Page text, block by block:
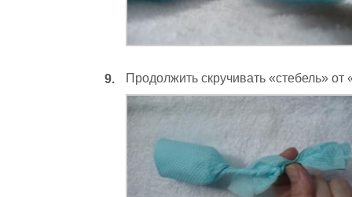
Продолжить скручивать «стебель» от